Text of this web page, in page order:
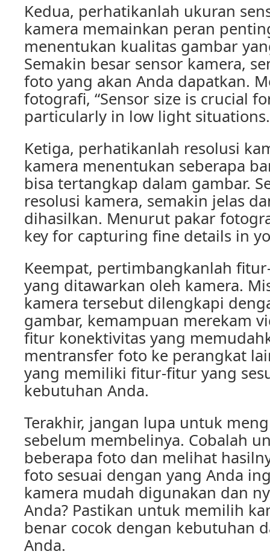
Kedua, perhatikanlah ukuran
kamera memainkan peran
menentukan kualitas gambar
Semakin besar sensor kamera,
foto yang akan Anda dapatkan.
fotografi, “Sensor size is crucial
particularly in low light
Ketiga, perhatikanlah resolusi
kamera menentukan seberapa
bisa tertangkap dalam gambar.
resolusi kamera, semakin jelas
dihasilkan. Menurut pakar
key for capturing fine details in
Keempat, pertimbangkanlah
yang ditawarkan oleh kamera.
kamera tersebut dilengkapi
gambar, kemampuan merekam
fitur konektivitas yang
mentransfer foto ke perangkat
yang memiliki fitur-fitur yang
kebutuhan Anda.
Terakhir, jangan lupa untuk
sebelum membelinya. Cobalah
beberapa foto dan melihat
foto sesuai dengan yang Anda
kamera mudah digunakan dan
Anda? Pastikan untuk memilih
benar cocok dengan kebutuhan
Anda.